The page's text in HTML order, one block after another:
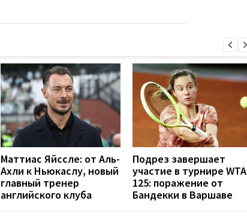
Маттиас Яйссле: от Аль-
Ахли к Ньюкаслу, новый
главный тренер
английского клуба
Подрез завершает
участие в турнире WTA
125: поражение от
Бандекки в Варшаве